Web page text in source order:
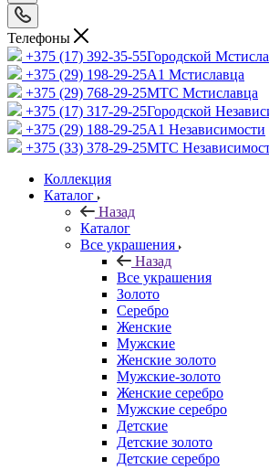
Телефоны
+375 (17) 392-35-55Городской
+375 (29) 198-29-25A1 Мстиславца
+375 (29) 768-29-25МТС Мстиславца
+375 (17) 317-29-25Городской
+375 (29) 188-29-25A1 Независимости
+375 (33) 378-29-25МТС
Коллекция
Каталог
Назад
Каталог
Все украшения
Назад
Все украшения
Золото
Серебро
Женские
Мужские
Женские золото
Мужские-золото
Женские серебро
Мужские серебро
Детские
Детские золото
Детские серебро